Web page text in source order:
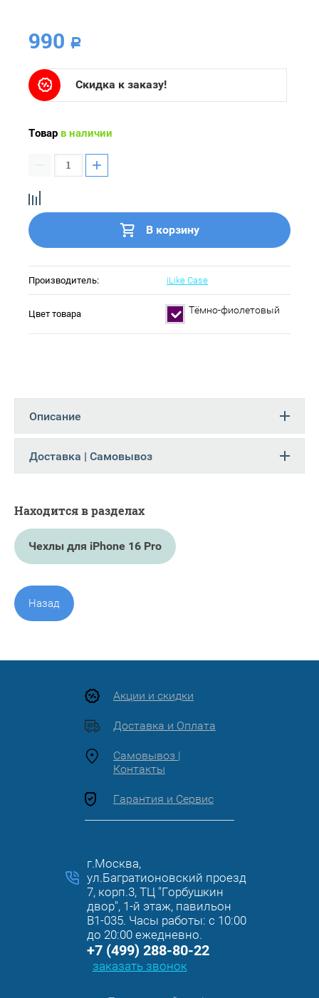
990 Р
Скидка к заказу!
Товар в наличии
− +
В корзину
Производитель: iLike Case
Цвет товара Тёмно-фиолетовый
Описание
Доставка | Самовывоз
Находится в разделах
Чехлы для iPhone 16 Pro
Назад
Акции и скидки
Доставка и Оплата
Самовывоз |
Контакты
Гарантия и Сервис
г.Москва,
ул.Багратионовский проезд
7, корп.3, ТЦ "Горбушкин
двор", 1-й этаж, павильон
B1-035. Часы работы: с 10:00
до 20:00 ежедневно.
+7 (499) 288-80-22
заказать звонок